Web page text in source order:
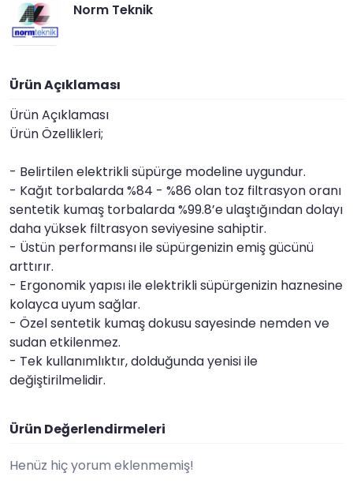
Norm Teknik
Ürün Açıklaması
Ürün Açıklaması
Ürün Özellikleri;
- Belirtilen elektrikli süpürge modeline uygundur.
- Kağıt torbalarda %84 - %86 olan toz filtrasyon oranı
sentetik kumaş torbalarda %99.8’e ulaştığından dolayı
daha yüksek filtrasyon seviyesine sahiptir.
- Üstün performansı ile süpürgenizin emiş gücünü
arttırır.
- Ergonomik yapısı ile elektrikli süpürgenizin haznesine
kolayca uyum sağlar.
- Özel sentetik kumaş dokusu sayesinde nemden ve
sudan etkilenmez.
- Tek kullanımlıktır, dolduğunda yenisi ile
değiştirilmelidir.
Ürün Değerlendirmeleri
Henüz hiç yorum eklenmemiş!